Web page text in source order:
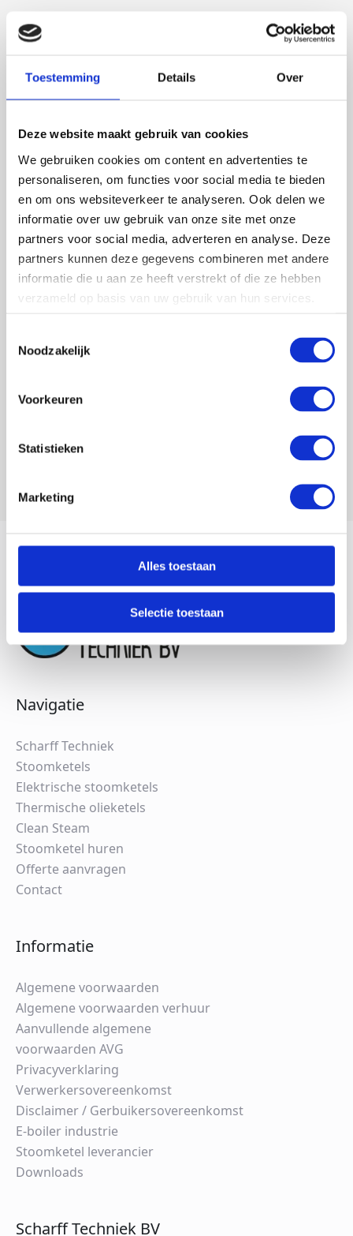
Toestemming Details Over
Deze website maakt gebruik van cookies
We gebruiken cookies om content en advertenties te
personaliseren, om functies voor social media te bieden
en om ons websiteverkeer te analyseren. Ook delen we
informatie over uw gebruik van onze site met onze
partners voor social media, adverteren en analyse. Deze
partners kunnen deze gegevens combineren met andere
informatie die u aan ze heeft verstrekt of die ze hebben
verzameld op basis van uw gebruik van hun services.
Noodzakelijk
Voorkeuren
Statistieken
Marketing
Alles toestaan
Selectie toestaan
Abonneer
Navigatie
Scharff Techniek
Stoomketels
Elektrische stoomketels
Thermische olieketels
Clean Steam
Stoomketel huren
Offerte aanvragen
Contact
Informatie
Algemene voorwaarden
Algemene voorwaarden verhuur
Aanvullende algemene
voorwaarden AVG
Privacyverklaring
Verwerkersovereenkomst
Disclaimer / Gerbuikersovereenkomst
E-boiler industrie
Stoomketel leverancier
Downloads
Scharff Techniek BV